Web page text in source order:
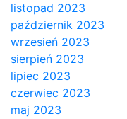
listopad 2023
październik 2023
wrzesień 2023
sierpień 2023
lipiec 2023
czerwiec 2023
maj 2023